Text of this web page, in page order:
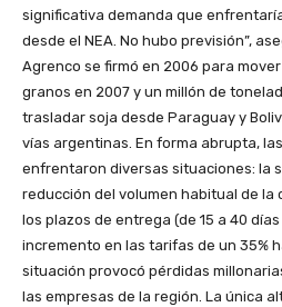
significativa demanda que
desde el NEA. No hubo previsión”,
Agrenco se firmó en 2006 para
granos en 2007 y un millón de
trasladar soja desde Paraguay y
vías argentinas. En forma abrupta,
enfrentaron diversas situaciones: la
reducción del volumen habitual de la
los plazos de entrega (de 15 a 40
incremento en las tarifas de un 35%
situación provocó pérdidas
las empresas de la región. La única